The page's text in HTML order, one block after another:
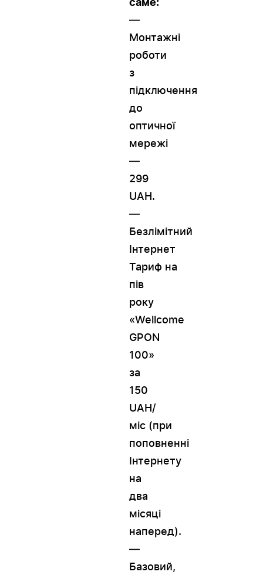
саме:
—
Монтажні
роботи
з
підключення
до
оптичної
мережі
—
299
UAH.
—
Безлімітний
Інтернет
Тариф на
пів
року
«Wellcome
GPON
100»
за
150
UAH/
міс (при
поповненні
Інтернету
на
два
місяці
наперед).
—
Базовий,
WESTELECOM
Онлайн-підтримка